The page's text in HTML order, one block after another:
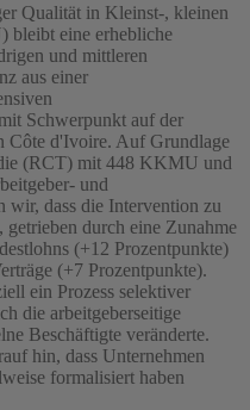
Qualität in Kleinst-, kleinen
bleibt eine erhebliche
und mittleren
aus einer
Schwerpunkt auf der
Côte d'Ivoire. Auf Grundlage
(RCT) mit 448 KKMU und
und
wir, dass die Intervention zu
durch eine Zunahme
(+12 Prozentpunkte)
(+7 Prozentpunkte).
ein Prozess selektiver
die arbeitgeberseitige
Beschäftigte veränderte.
hin, dass Unternehmen
formalisiert haben